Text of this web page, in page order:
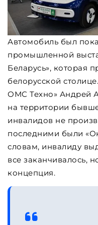
Автомобиль был
промышленной
Беларусь», которая
белорусской
ОМС Техно» Андрей
на территории
инвалидов не
последними были
словам, инвалиду
все заканчивалось,
концепция.